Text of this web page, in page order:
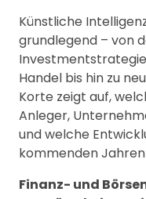
Künstliche
grundlegend – von
Handel bis hin zu
Korte zeigt auf,
Anleger,
und welche
kommenden
Finanz- und